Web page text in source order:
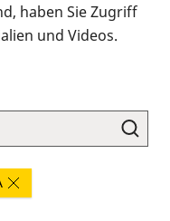
haben Sie Zugriff
und Videos.